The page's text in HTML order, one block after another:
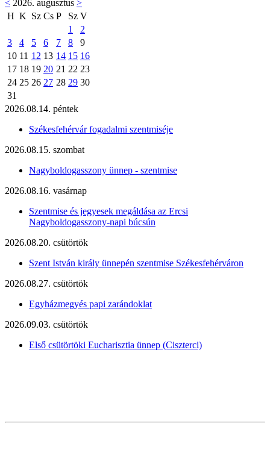
< 2026. augusztus >
H K Sz Cs P Sz V
1
2
3
4 5 6 7 8
9
10 11 12 13 14 15 16
17 18 19 20 21 22 23
24 25 26 27 28 29 30
31
2026.08.14. péntek
Székesfehérvár fogadalmi szentmiséje
2026.08.15. szombat
Nagyboldogasszony ünnep - szentmise
2026.08.16. vasárnap
Szentmise és jegyesek megáldása az Ercsi
Nagyboldogasszony-napi búcsún
2026.08.20. csütörtök
Szent István király ünnepén szentmise Székesfehérváron
2026.08.27. csütörtök
Egyházmegyés papi zarándoklat
2026.09.03. csütörtök
Első csütörtöki Eucharisztia ünnep (Ciszterci)